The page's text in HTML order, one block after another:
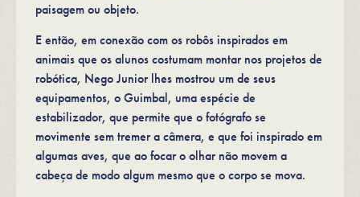
paisagem ou objeto.
E então, em conexão com os robôs inspirados em
animais que os alunos costumam montar nos projetos de
robótica, Nego Junior lhes mostrou um de seus
equipamentos, o Guimbal, uma espécie de
estabilizador, que permite que o fotógrafo se
movimente sem tremer a câmera, e que foi inspirado em
algumas aves, que ao focar o olhar não movem a
cabeça de modo algum mesmo que o corpo se mova.